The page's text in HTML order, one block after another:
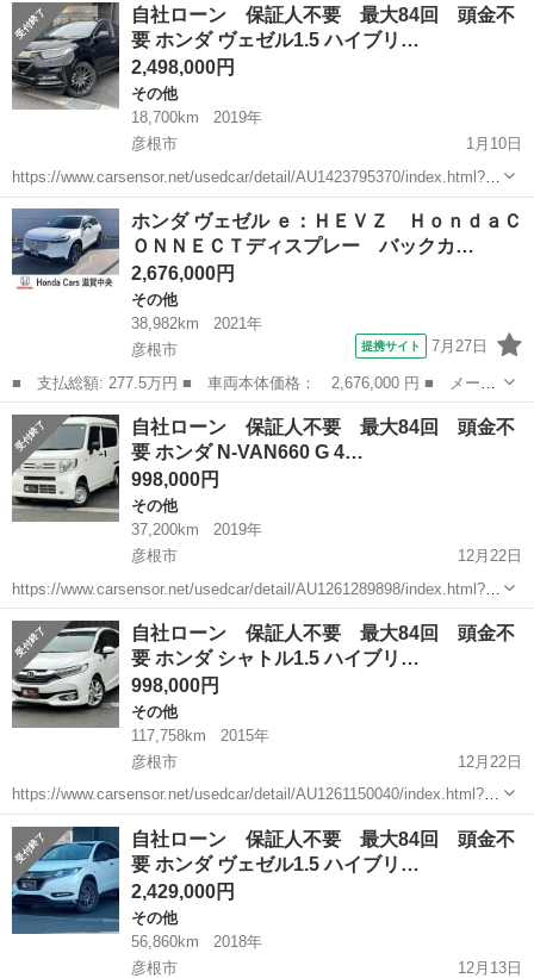
自社ローン 保証人不要 最大84回 頭金不
要 ホンダ ヴェゼル1.5 ハイブリ…
2,498,000円
その他
18,700km
2019年
彦根市
1月10日
https://www.carsensor.net/usedcar/detail/AU1423795370/index.html?
TRCD=200002&RESTID=CS210610 https://www.ss-s...
滋賀 彦根市 その他 ヴェゼル
ホンダ ヴェゼル ｅ：ＨＥＶＺ ＨｏｎｄａＣ
ＯＮＮＥＣＴディスプレー バックカ…
2,676,000円
その他
38,982km
2021年
彦根市
提携サイト 7月27日
■ 支払総額: 277.5万円 ■ 車両本体価格： 2,676,000 円 ■ メーカ
ー名： ホンダ ■ 車種名： ヴェゼル ■ グレード名： ｅ：ＨＥ
ＶＺ ＨｏｎｄａＣＯＮＮＥＣＴディスプレー バックカメラ ＥＴ
Ｃ２．０...
滋賀 彦根市 その他
自社ローン 保証人不要 最大84回 頭金不
要 ホンダ N-VAN660 G 4…
998,000円
その他
37,200km
2019年
彦根市
12月22日
https://www.carsensor.net/usedcar/detail/AU1261289898/index.html?
TRCD=200002&RESTID=CS210610 https://www.ss-s...
滋賀 彦根市 その他 VAN
自社ローン 保証人不要 最大84回 頭金不
要 ホンダ シャトル1.5 ハイブリ…
998,000円
その他
117,758km
2015年
彦根市
12月22日
https://www.carsensor.net/usedcar/detail/AU1261150040/index.html?
TRCD=200002&RESTID=CS210610 https://www.ss-s...
滋賀 彦根市 その他 シャトル
自社ローン 保証人不要 最大84回 頭金不
要 ホンダ ヴェゼル1.5 ハイブリ…
2,429,000円
その他
56,860km
2018年
彦根市
12月13日